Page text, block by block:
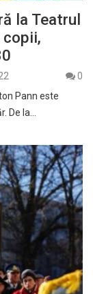
la Teatrul
0
Pann este
De la…